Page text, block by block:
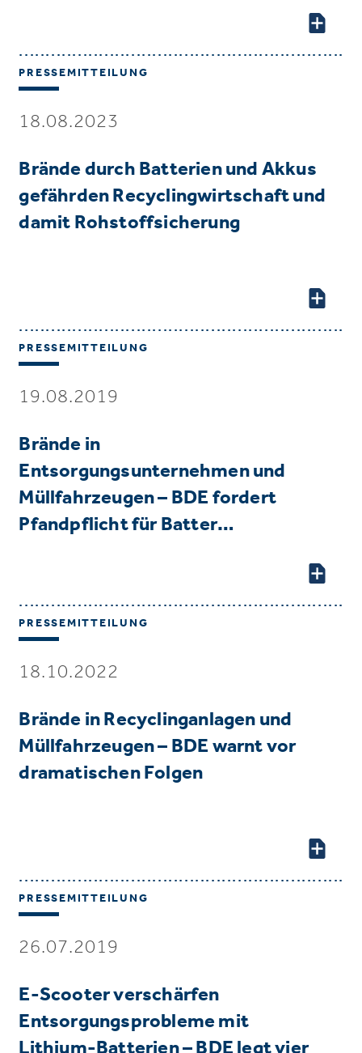
PRESSEMITTEILUNG
18.08.2023
Brände durch Batterien und Akkus
gefährden Recyclingwirtschaft und
damit Rohstoffsicherung
PRESSEMITTEILUNG
19.08.2019
Brände in
Entsorgungsunternehmen und
Müllfahrzeugen – BDE fordert
Pfandpflicht für Batter…
PRESSEMITTEILUNG
18.10.2022
Brände in Recyclinganlagen und
Müllfahrzeugen – BDE warnt vor
dramatischen Folgen
PRESSEMITTEILUNG
26.07.2019
E-Scooter verschärfen
Entsorgungsprobleme mit
Lithium-Batterien – BDE legt vier